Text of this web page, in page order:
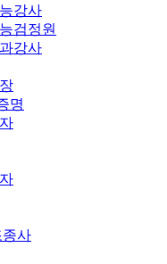
강사
검정원
강사
명
종사